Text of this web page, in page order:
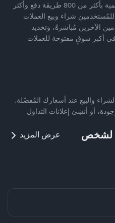
توفّر منصّة آمنة لتداول العملات الرقمية بأكثر من 800 طريقة دفع وأكثر
للمُستخدمين شراء وبيع العملات
الآخرين مُباشرةً، وتحديد
أكبر سوقٍ مفتوحة للعملات
والبيع عند أسعارك المُفضّلة.
أو أنشِئ إعلانات التداول
لشخص عرض المزيد